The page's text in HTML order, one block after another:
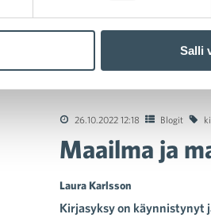
Salli
Maailma ja markkina muuttuu – mutta
26.10.2022 12:18 Blogit
Maailma ja
Laura Karlsson
Kirjasyksy on käynnistynyt